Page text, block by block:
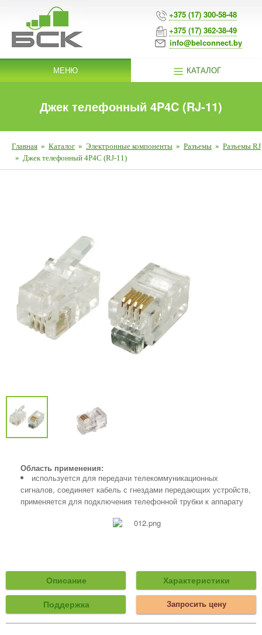
+375 (17) 300-58-48
+375 (17) 362-38-49
info@belconnect.by
МЕНЮ КАТАЛОГ
Джек телефонный 4P4C (RJ-11)
Главная » Каталог » Электронные компоненты » Разъемы » Разъемы RJ
» Джек телефонный 4P4C (RJ-11)
Область применения:
используется для передачи телекоммуникационных
сигналов, соединяет кабель с гнездами передающих устройств,
применяется для подключения телефонной трубки к аппарату
Описание Характеристики
Поддержка Запросить цену